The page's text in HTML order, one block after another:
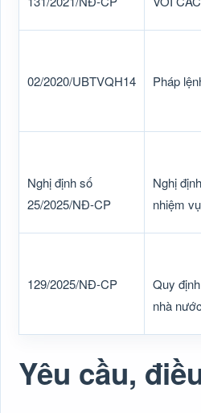
02/2020/UBTVQH14 Pháp
Nghị định số
25/2025/NĐ-CP
Nghị
nhiệm
129/2025/NĐ-CP
Quy
nhà
Yêu cầu,